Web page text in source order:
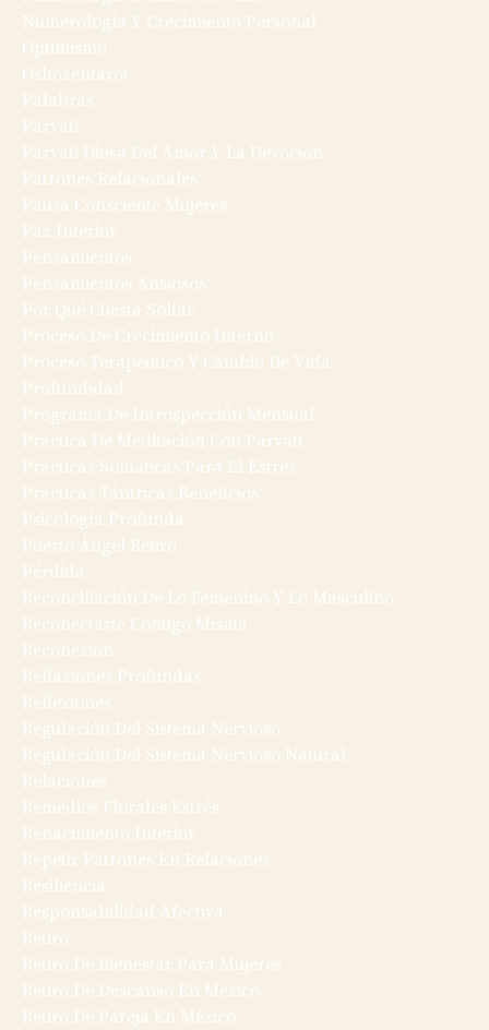
Numerología Y Crecimiento Personal
Optimismo
Oshozentarot
Palabras
Parvati
Parvati Diosa Del Amor Y La Devoción
Patrones Relacionales
Pausa Consciente Mujeres
Paz Interior
Pensamientos
Pensamientos Ansiosos
Por Qué Cuesta Soltar
Proceso De Crecimiento Interno
Proceso Terapéutico Y Cambio De Vida
Profundidad
Programa De Introspección Mensual
Práctica De Meditación Con Parvati
Prácticas Somáticas Para El Estrés
Prácticas Tántricas Beneficios
Psicología Profunda
Puerto Ángel Retiro
Pérdida
Reconciliación De Lo Femenino Y Lo Masculino
Reconectarte Contigo Misma
Reconexion
Reflaxiones Profundas
Reflexiones
Regulación Del Sistema Nervioso
Regulación Del Sistema Nervioso Natural
Relaciones
Remedios Florales Estrés
Renacimiento Interior
Repetir Patrones En Relaciones
Resiliencia
Responsabilidad Afectiva
Retiro
Retiro De Bienestar Para Mujeres
Retiro De Descanso En México
Retiro De Pareja En México